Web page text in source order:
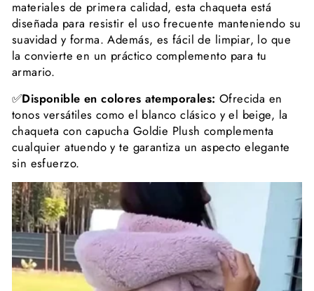
materiales de primera calidad, esta chaqueta está
diseñada para resistir el uso frecuente manteniendo su
suavidad y forma. Además, es fácil de limpiar, lo que
la convierte en un práctico complemento para tu
armario.
✅Disponible en colores atemporales: Ofrecida en
tonos versátiles como el blanco clásico y el beige, la
chaqueta con capucha Goldie Plush complementa
cualquier atuendo y te garantiza un aspecto elegante
sin esfuerzo.